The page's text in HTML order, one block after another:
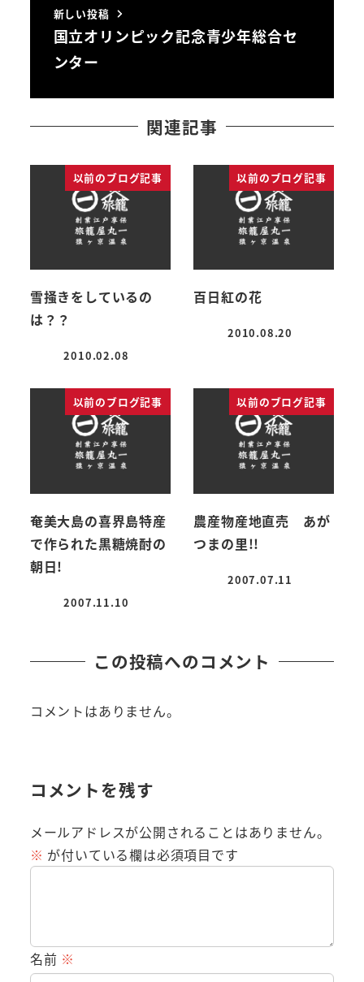
新しい投稿
国立オリンピック記念青少年総合セ
ンター
関連記事
以前のブログ記事
雪掻きをしているの
は？？
投稿日
2010.02.08
以前のブログ記事
百日紅の花
投稿日
2010.08.20
以前のブログ記事
奄美大島の喜界島特産
で作られた黒糖焼酎の
朝日!
投稿日
2007.11.10
以前のブログ記事
農産物産地直売 あが
つまの里!!
投稿日
2007.07.11
この投稿へのコメント
コメントはありません。
コメントを残す
メールアドレスが公開されることはありません。
※ が付いている欄は必須項目です
名前 ※